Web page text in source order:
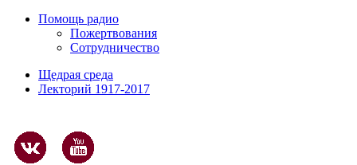
Помощь радио
Пожертвования
Сотрудничество
Щедрая среда
Лекторий 1917-2017